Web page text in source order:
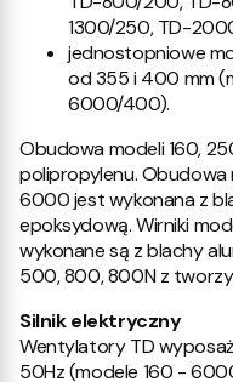
1300/250, TD-
jednostopniowe
od 355 i 400 mm
6000/400).
Obudowa modeli 160,
polipropylenu.
6000 jest wykonana z
epoksydową. Wirniki
wykonane są z blachy
500, 800, 800N z
Silnik elektryczny
Wentylatory TD
50Hz (modele 160 -